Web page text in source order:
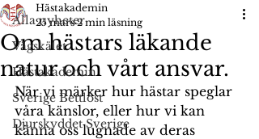
Alla nyheter
Vägskälet
Hästakademin
Sverige Bettlöst
Djurskyddet Sverige
Om hästars läkande
natur och vårt ansvar.
Hästakademin
25 mars 2 min läsning
När vi märker hur hästar speglar
våra känslor, eller hur vi kan
känna oss lugnade av deras